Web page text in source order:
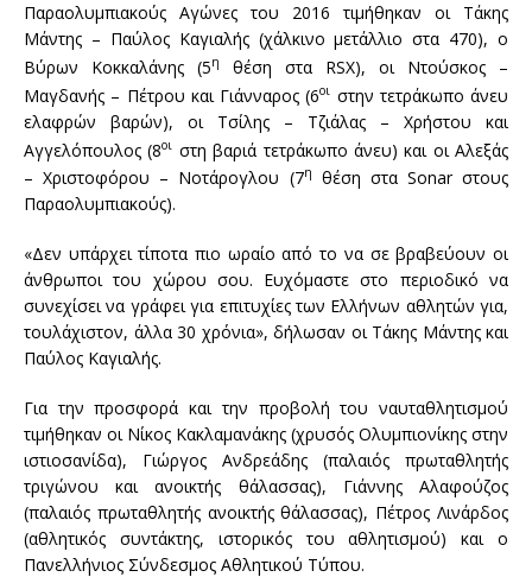
Παραολυμπιακούς Αγώνες του 2016 τιμήθηκαν οι Τάκης
Μάντης – Παύλος Καγιαλής (χάλκινο μετάλλιο στα 470), ο
Βύρων Κοκκαλάνης (5η θέση στα RSX), οι Ντούσκος –
Μαγδανής – Πέτρου και Γιάνναρος (6οι στην τετράκωπο άνευ
ελαφρών βαρών), οι Τσίλης – Τζιάλας – Χρήστου και
Αγγελόπουλος (8οι στη βαριά τετράκωπο άνευ) και οι Αλεξάς
– Χριστοφόρου – Νοτάρογλου (7η θέση στα Sonarστους
Παραολυμπιακούς).
«Δεν υπάρχει τίποτα πιο ωραίο από το να σε βραβεύουν οι
άνθρωποι του χώρου σου. Ευχόμαστε στο περιοδικό να
συνεχίσει να γράφει για επιτυχίες των Ελλήνων αθλητών για,
τουλάχιστον, άλλα 30 χρόνια», δήλωσαν οι Τάκης Μάντης και
Παύλος Καγιαλής.
Για την προσφορά και την προβολή του ναυταθλητισμού
τιμήθηκαν οι Νίκος Κακλαμανάκης (χρυσός Ολυμπιονίκης στην
ιστιοσανίδα), Γιώργος Ανδρεάδης (παλαιός πρωταθλητής
τριγώνου και ανοικτής θάλασσας), Γιάννης Αλαφούζος
(παλαιός πρωταθλητής ανοικτής θάλασσας), Πέτρος Λινάρδος
(αθλητικός συντάκτης, ιστορικός του αθλητισμού) και ο
Πανελλήνιος Σύνδεσμος Αθλητικού Τύπου.